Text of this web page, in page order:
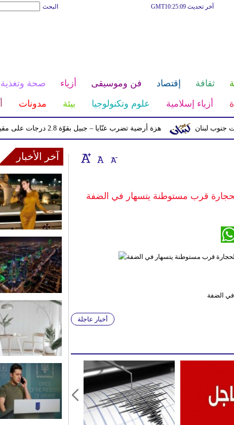
البحث آخر تحديث GMT10:25:09
ثقافة إقتصاد فن وموسيقى أزياء صحة وتغذية
أزياء إسلامية علوم وتكنولوجيا بيئة مدونات
هزة أرضية تضرب عنّايا – جبيل بقوّة 2.8 درجات على مقياس ريختر
قرب مستوطنة يتسهار في الضفة
الضفة
أخبار عاجلة
آخر الأخبار